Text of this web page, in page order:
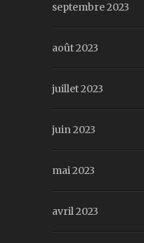
septembre 2023
août 2023
juillet 2023
juin 2023
mai 2023
avril 2023